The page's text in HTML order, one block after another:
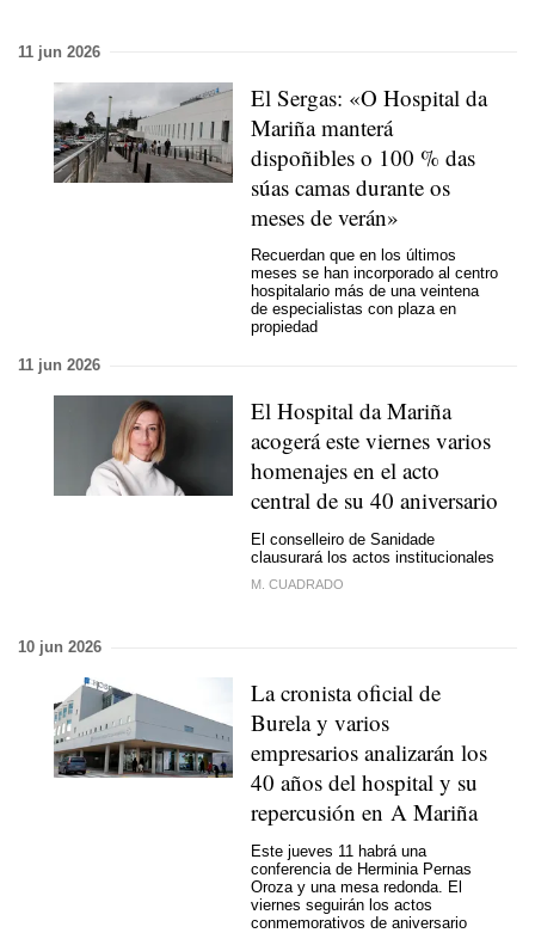
11 jun 2026
El Sergas: «O Hospital da
Mariña manterá
dispoñibles o 100 % das
súas camas durante os
meses de verán»
Recuerdan que en los últimos
meses se han incorporado al centro
hospitalario más de una veintena
de especialistas con plaza en
propiedad
11 jun 2026
El Hospital da Mariña
acogerá este viernes varios
homenajes en el acto
central de su 40 aniversario
El conselleiro de Sanidade
clausurará los actos institucionales
M. CUADRADO
10 jun 2026
La cronista oficial de
Burela y varios
empresarios analizarán los
40 años del hospital y su
repercusión en A Mariña
Este jueves 11 habrá una
conferencia de Herminia Pernas
Oroza y una mesa redonda. El
viernes seguirán los actos
conmemorativos de aniversario